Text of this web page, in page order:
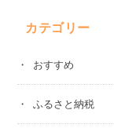
カテゴリー
おすすめ
ふるさと納税